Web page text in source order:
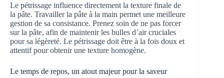
Le pétrissage influence directement la texture finale de
la pâte. Travailler la pâte à la main permet une meilleure
gestion de sa consistance. Prenez soin de ne pas forcer
sur la pâte, afin de maintenir les bulles d’air cruciales
pour sa légèreté. Le pétrissage doit être à la fois doux et
attentif pour obtenir une texture homogène.
Le temps de repos, un atout majeur pour la saveur